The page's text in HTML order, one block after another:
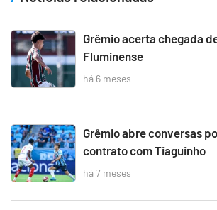
Grêmio acerta chegada
Fluminense
há 6 meses
Grêmio abre conversas
contrato com Tiaguinho
há 7 meses